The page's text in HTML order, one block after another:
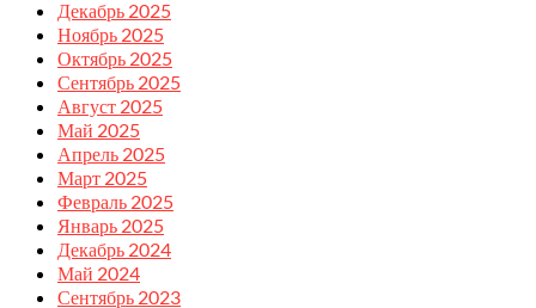
Декабрь 2025
Ноябрь 2025
Октябрь 2025
Сентябрь 2025
Август 2025
Май 2025
Апрель 2025
Март 2025
Февраль 2025
Январь 2025
Декабрь 2024
Май 2024
Сентябрь 2023